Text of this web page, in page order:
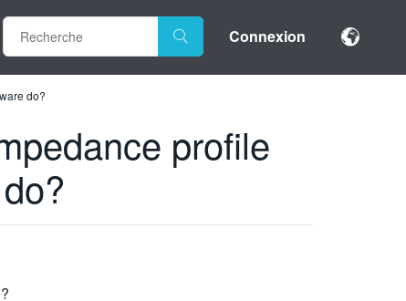
Connexion
do?
profile